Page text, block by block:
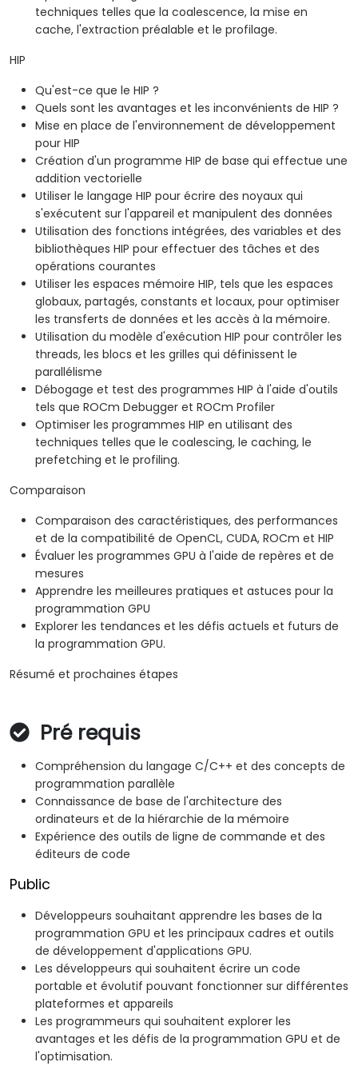
techniques telles que la coalescence, la mise en
cache, l'extraction préalable et le profilage.
HIP
Qu'est-ce que le HIP ?
Quels sont les avantages et les inconvénients de HIP ?
Mise en place de l'environnement de développement
pour HIP
Création d'un programme HIP de base qui effectue une
addition vectorielle
Utiliser le langage HIP pour écrire des noyaux qui
s'exécutent sur l'appareil et manipulent des données
Utilisation des fonctions intégrées, des variables et des
bibliothèques HIP pour effectuer des tâches et des
opérations courantes
Utiliser les espaces mémoire HIP, tels que les espaces
globaux, partagés, constants et locaux, pour optimiser
les transferts de données et les accès à la mémoire.
Utilisation du modèle d'exécution HIP pour contrôler les
threads, les blocs et les grilles qui définissent le
parallélisme
Débogage et test des programmes HIP à l'aide d'outils
tels que ROCm Debugger et ROCm Profiler
Optimiser les programmes HIP en utilisant des
techniques telles que le coalescing, le caching, le
prefetching et le profiling.
Comparaison
Comparaison des caractéristiques, des performances
et de la compatibilité de OpenCL, CUDA, ROCm et HIP
Évaluer les programmes GPU à l'aide de repères et de
mesures
Apprendre les meilleures pratiques et astuces pour la
programmation GPU
Explorer les tendances et les défis actuels et futurs de
la programmation GPU.
Résumé et prochaines étapes
Pré requis
Compréhension du langage C/C++ et des concepts de
programmation parallèle
Connaissance de base de l'architecture des
ordinateurs et de la hiérarchie de la mémoire
Expérience des outils de ligne de commande et des
éditeurs de code
Public
Développeurs souhaitant apprendre les bases de la
programmation GPU et les principaux cadres et outils
de développement d'applications GPU.
Les développeurs qui souhaitent écrire un code
portable et évolutif pouvant fonctionner sur différentes
plateformes et appareils
Les programmeurs qui souhaitent explorer les
avantages et les défis de la programmation GPU et de
l'optimisation.